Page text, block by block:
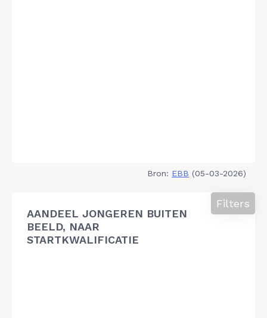
Bron: EBB (05-03-2026)
AANDEEL JONGEREN BUITEN
BEELD, NAAR
STARTKWALIFICATIE
Filters